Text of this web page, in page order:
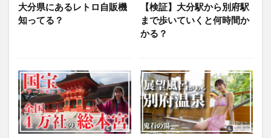
大分県にあるレトロ自販機
知ってる？
【検証】大分駅から別府駅
まで歩いていくと何時間か
かる？